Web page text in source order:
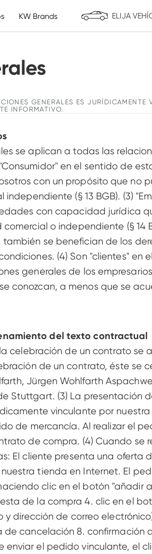
Tornillos/cerrojos de rueda
Puertas Estilo Lambo
Puertas Estilo Lambo
muelles de compresión de gas
KW Brands ELIJA
GENERALES ES
INFORMATIVO.
se aplican a todas las
en el sentido de
con un propósito que no
(§ 13 BGB). (3)
con capacidad jurídica
o independiente (§ 14
se benefician de los
(4) Son "clientes"
generales de los
conozcan, a menos que se
del texto contractual
celebración de un contrato
de un contrato, éste se
Jürgen Wohlfarth
Stuttgart. (3) La presentación
vinculante por
de mercancía. Al realizar el
de compra. (4) Cuando se
El cliente presenta una
tienda en Internet. El
clic en el botón "añadir
de la compra 4. clic en el
y dirección de correo
cancelación 8.
enviar el pedido vinculante, el